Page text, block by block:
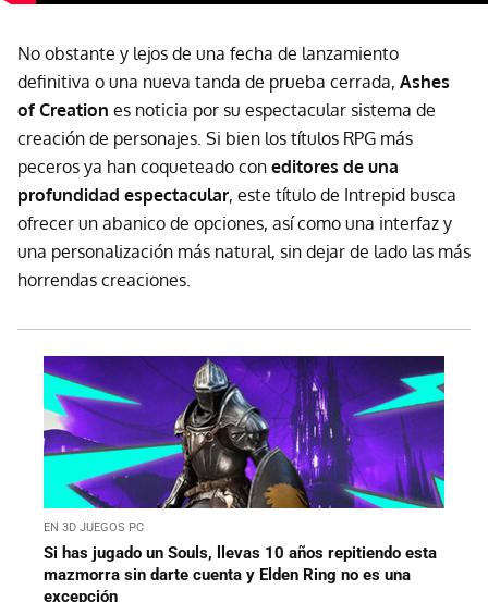
No obstante y lejos de una fecha de lanzamiento
definitiva o una nueva tanda de prueba cerrada, Ashes
of Creation es noticia por su espectacular sistema de
creación de personajes. Si bien los títulos RPG más
peceros ya han coqueteado con editores de una
profundidad espectacular, este título de Intrepid busca
ofrecer un abanico de opciones, así como una interfaz y
una personalización más natural, sin dejar de lado las más
horrendas creaciones.
EN 3D JUEGOS PC
Si has jugado un Souls, llevas 10 años repitiendo esta
mazmorra sin darte cuenta y Elden Ring no es una
excepción